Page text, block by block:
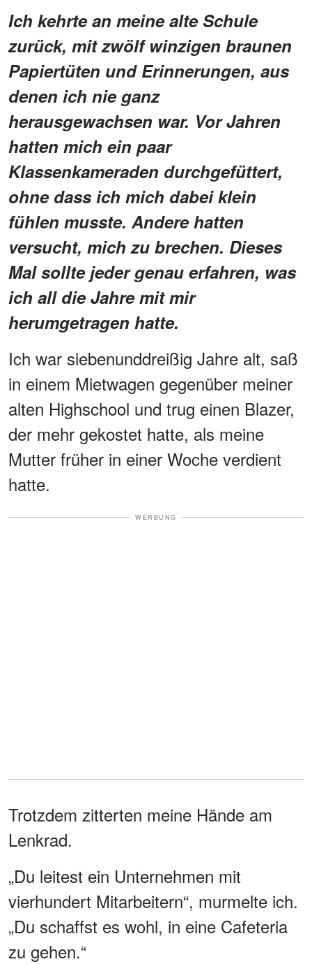
Ich kehrte an meine alte Schule
zurück, mit zwölf winzigen braunen
Papiertüten und Erinnerungen, aus
denen ich nie ganz
herausgewachsen war. Vor Jahren
hatten mich ein paar
Klassenkameraden durchgefüttert,
ohne dass ich mich dabei klein
fühlen musste. Andere hatten
versucht, mich zu brechen. Dieses
Mal sollte jeder genau erfahren, was
ich all die Jahre mit mir
herumgetragen hatte.
Ich war siebenunddreißig Jahre alt, saß
in einem Mietwagen gegenüber meiner
alten Highschool und trug einen Blazer,
der mehr gekostet hatte, als meine
Mutter früher in einer Woche verdient
hatte.
WERBUNG
Trotzdem zitterten meine Hände am
Lenkrad.
„Du leitest ein Unternehmen mit
vierhundert Mitarbeitern“, murmelte ich.
„Du schaffst es wohl, in eine Cafeteria
zu gehen.“